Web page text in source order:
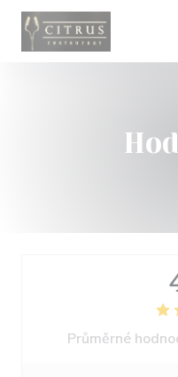
Panel pro správu cookies
Průměrné